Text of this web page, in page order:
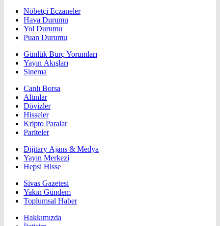
Nöbetçi Eczaneler
Hava Durumu
Yol Durumu
Puan Durumu
Günlük Burç Yorumları
Yayın Akışları
Sinema
Canlı Borsa
Altınlar
Dövizler
Hisseler
Kripto Paralar
Pariteler
Dijitary Ajans & Medya
Yayın Merkezi
Hepsi Hisse
Sivas Gazetesi
Yakın Gündem
Toplumsal Haber
Hakkımızda